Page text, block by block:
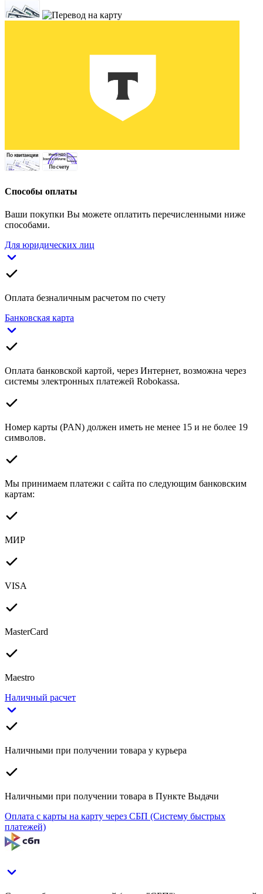
Способы оплаты
Ваши покупки Вы можете оплатить перечисленными ниже
способами.
Для юридических лиц
Оплата безналичным расчетом по счету
Банковская карта
Оплата банковской картой, через Интернет, возможна через
системы электронных платежей Robokassa.
Номер карты (PAN) должен иметь не менее 15 и не более 19
символов.
Мы принимаем платежи с сайта по следующим банковским
картам:
МИР
VISA
MasterCard
Maestro
Наличный расчет
Наличными при получении товара у курьера
Наличными при получении товара в Пункте Выдачи
Оплата с карты на карту через СБП (Систему быстрых
платежей)